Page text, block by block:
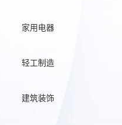
家用电器
轻工制造
建筑装饰